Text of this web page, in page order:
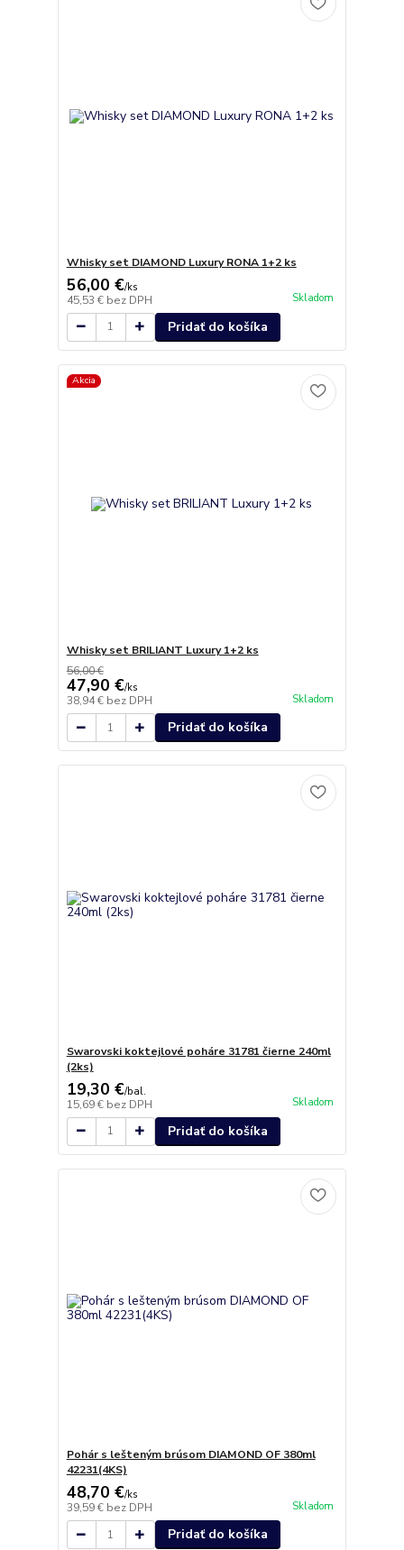
Whisky set DIAMOND Luxury RONA 1+2 ks
56,00 €/ks
45,53 € bez DPH Skladom
Pridať do košíka
Akcia
Whisky set BRILIANT Luxury 1+2 ks
56,00 €
47,90 €/ks
38,94 € bez DPH Skladom
Pridať do košíka
Swarovski koktejlové poháre 31781 čierne 240ml
(2ks)
19,30 €/bal.
15,69 € bez DPH Skladom
Pridať do košíka
Pohár s lešteným brúsom DIAMOND OF 380ml
42231(4KS)
48,70 €/ks
39,59 € bez DPH Skladom
Pridať do košíka